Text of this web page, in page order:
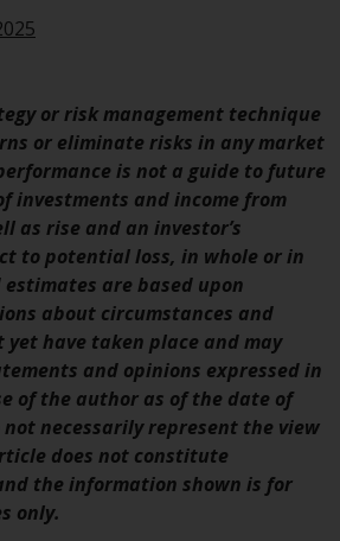
gegen lokale
für Anleger in den
ist weder ein
Verkauf noch eine
zur Beteiligung an
registrierten
über Redwheel
werden.
im US-Bereich der
Produkte, die
or risk management technique
or eliminate risks in any market
is not a guide to future
investments and income from
as rise and an investor’s
to potential loss, in whole or in
are based upon
about circumstances and
have taken place and may
and opinions expressed in
of the author as of the date of
necessarily represent the view
does not constitute
the information shown is for
only.